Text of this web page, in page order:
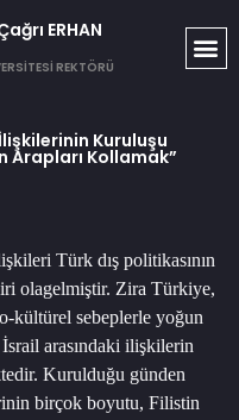
ERHAN​
REKTÖRÜ
Kuruluşu
Arapları Kollamak”
Türk dış politikasının
olagelmiştir. Zira Türkiye,
kültürel sebeplerle yoğun
arasındaki ilişkilerin
Kurulduğu günden
birçok boyutu, Filistin